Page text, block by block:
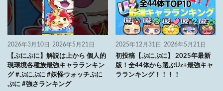
2026年3月10日 2026年5月21日
【ぷにぷに】解説は上から 個人的
現環境各種族最強キャラランキン
グ #ぷにぷに #妖怪ウォッチぷに
ぷに #強さランキング
2025年12月31日 2026年5月21日
初投稿【ぷにぷに】 2025年最新
版！全44体から選ぶUz+最強キャ
ラランキング！！！！